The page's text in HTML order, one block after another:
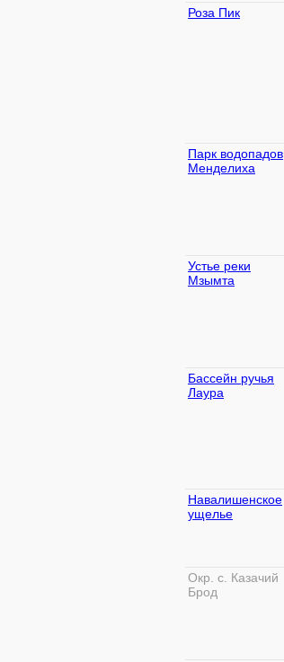
Роза Пик
Парк водопадов
Менделиха
Устье реки
Мзымта
Бассейн ручья
Лаура
Навалишенское
ущелье
Окр. с. Казачий
Брод